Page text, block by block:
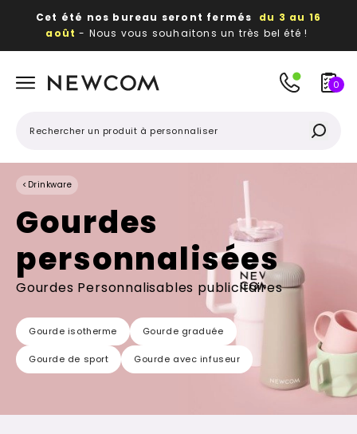
Cet été nos bureau seront fermés du 3 au 16
août - Nous vous souhaitons un très bel été !
publicitaires
0
< Drinkware
Gourdes
personnalisées
Gourdes Personnalisables publicitaires
Gourde isotherme Gourde graduée
Gourde de sport Gourde avec infuseur